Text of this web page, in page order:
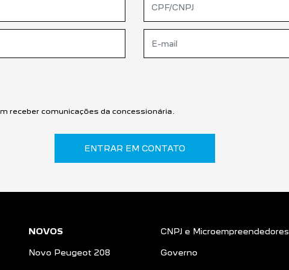
receber comunicações da concessionária.
ENTRAR EM CONTATO
NOVOS
Novo Peugeot 208
CNPJ e Microempreendedores
Governo